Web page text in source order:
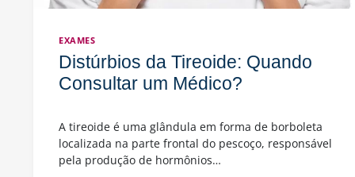
EXAMES
Distúrbios da Tireoide: Quando
Consultar um Médico?
A tireoide é uma glândula em forma de borboleta
localizada na parte frontal do pescoço, responsável
pela produção de hormônios…